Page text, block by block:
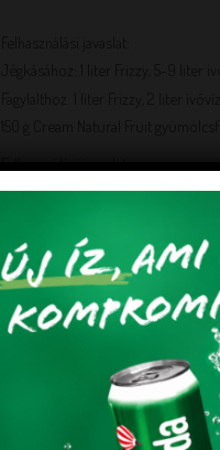
Jégkásához: 1 liter Frizzy, 5-9 liter
150 g Cream Natural Fruit
Csak víz hozzáadása szükséges
Felhasználási javaslat:
Jégkásához: 1 liter Frizzy, 5-9 liter
Fagylalthoz: 1 liter Frizzy, 2 liter
150 g Cream Natural Fruit
Felhasználási javaslat: